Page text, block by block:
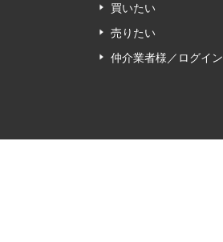
買いたい
売りたい
仲介業者様／ログイン